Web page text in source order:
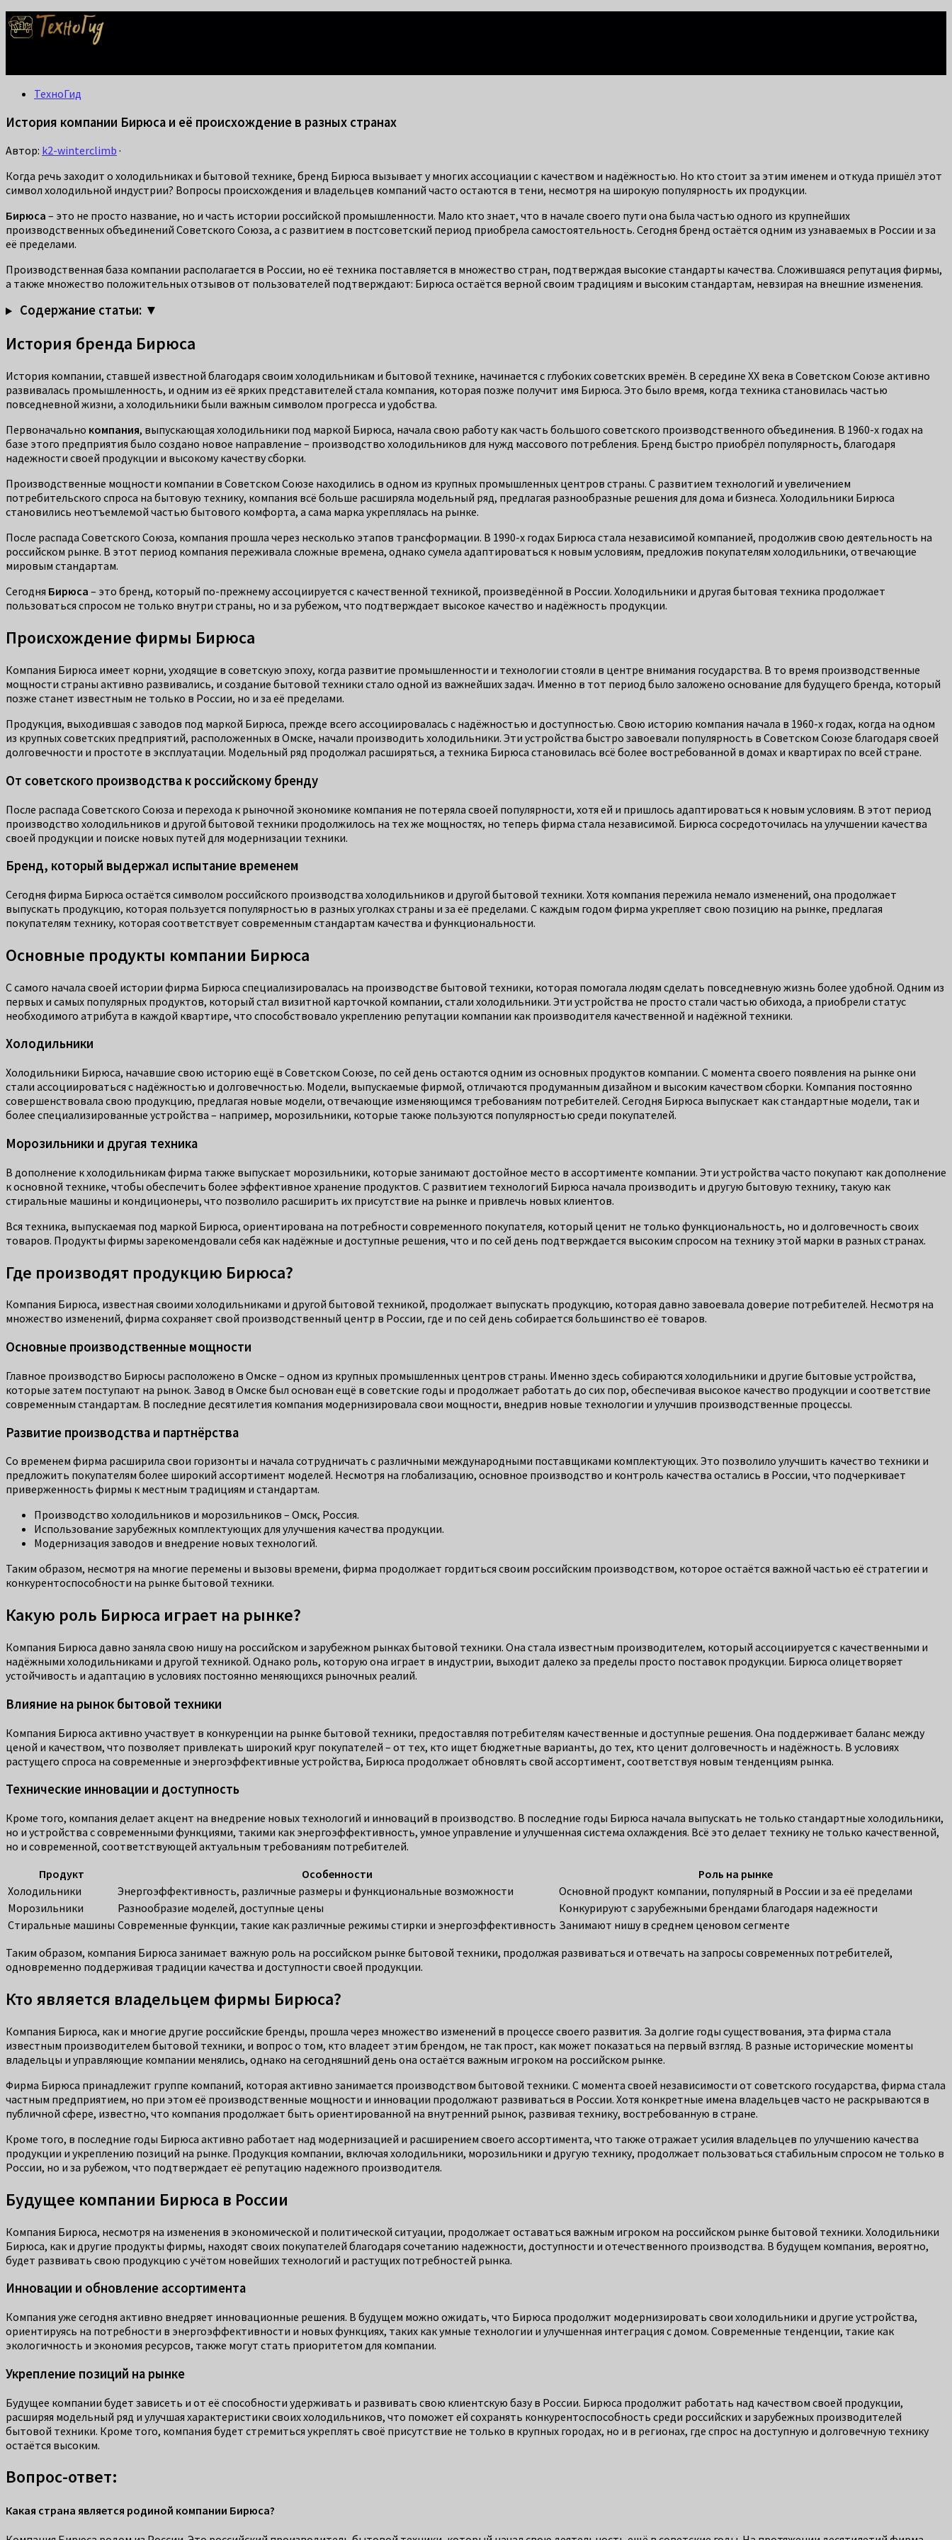
ТехноГид
История компании Бирюса и её происхождение в разных странах
Автор: k2-winterclimb ·
Когда речь заходит о холодильниках и бытовой технике, бренд Бирюса вызывает у многих ассоциации с качеством и надёжностью. Но кто стоит за этим именем и откуда пришёл этот
символ холодильной индустрии? Вопросы происхождения и владельцев компаний часто остаются в тени, несмотря на широкую популярность их продукции.
Бирюса – это не просто название, но и часть истории российской промышленности. Мало кто знает, что в начале своего пути она была частью одного из крупнейших
производственных объединений Советского Союза, а с развитием в постсоветский период приобрела самостоятельность. Сегодня бренд остаётся одним из узнаваемых в России и за
её пределами.
Производственная база компании располагается в России, но её техника поставляется в множество стран, подтверждая высокие стандарты качества. Сложившаяся репутация фирмы,
а также множество положительных отзывов от пользователей подтверждают: Бирюса остаётся верной своим традициям и высоким стандартам, невзирая на внешние изменения.
Содержание статьи: ▼
История бренда Бирюса
История компании, ставшей известной благодаря своим холодильникам и бытовой технике, начинается с глубоких советских времён. В середине XX века в Советском Союзе активно
развивалась промышленность, и одним из её ярких представителей стала компания, которая позже получит имя Бирюса. Это было время, когда техника становилась частью
повседневной жизни, а холодильники были важным символом прогресса и удобства.
Первоначально компания, выпускающая холодильники под маркой Бирюса, начала свою работу как часть большого советского производственного объединения. В 1960-х годах на
базе этого предприятия было создано новое направление – производство холодильников для нужд массового потребления. Бренд быстро приобрёл популярность, благодаря
надежности своей продукции и высокому качеству сборки.
Производственные мощности компании в Советском Союзе находились в одном из крупных промышленных центров страны. С развитием технологий и увеличением
потребительского спроса на бытовую технику, компания всё больше расширяла модельный ряд, предлагая разнообразные решения для дома и бизнеса. Холодильники Бирюса
становились неотъемлемой частью бытового комфорта, а сама марка укреплялась на рынке.
После распада Советского Союза, компания прошла через несколько этапов трансформации. В 1990-х годах Бирюса стала независимой компанией, продолжив свою деятельность на
российском рынке. В этот период компания переживала сложные времена, однако сумела адаптироваться к новым условиям, предложив покупателям холодильники, отвечающие
мировым стандартам.
Сегодня Бирюса – это бренд, который по-прежнему ассоциируется с качественной техникой, произведённой в России. Холодильники и другая бытовая техника продолжает
пользоваться спросом не только внутри страны, но и за рубежом, что подтверждает высокое качество и надёжность продукции.
Происхождение фирмы Бирюса
Компания Бирюса имеет корни, уходящие в советскую эпоху, когда развитие промышленности и технологии стояли в центре внимания государства. В то время производственные
мощности страны активно развивались, и создание бытовой техники стало одной из важнейших задач. Именно в тот период было заложено основание для будущего бренда, который
позже станет известным не только в России, но и за её пределами.
Продукция, выходившая с заводов под маркой Бирюса, прежде всего ассоциировалась с надёжностью и доступностью. Свою историю компания начала в 1960-х годах, когда на одном
из крупных советских предприятий, расположенных в Омске, начали производить холодильники. Эти устройства быстро завоевали популярность в Советском Союзе благодаря своей
долговечности и простоте в эксплуатации. Модельный ряд продолжал расширяться, а техника Бирюса становилась всё более востребованной в домах и квартирах по всей стране.
От советского производства к российскому бренду
После распада Советского Союза и перехода к рыночной экономике компания не потеряла своей популярности, хотя ей и пришлось адаптироваться к новым условиям. В этот период
производство холодильников и другой бытовой техники продолжилось на тех же мощностях, но теперь фирма стала независимой. Бирюса сосредоточилась на улучшении качества
своей продукции и поиске новых путей для модернизации техники.
Бренд, который выдержал испытание временем
Сегодня фирма Бирюса остаётся символом российского производства холодильников и другой бытовой техники. Хотя компания пережила немало изменений, она продолжает
выпускать продукцию, которая пользуется популярностью в разных уголках страны и за её пределами. С каждым годом фирма укрепляет свою позицию на рынке, предлагая
покупателям технику, которая соответствует современным стандартам качества и функциональности.
Основные продукты компании Бирюса
С самого начала своей истории фирма Бирюса специализировалась на производстве бытовой техники, которая помогала людям сделать повседневную жизнь более удобной. Одним из
первых и самых популярных продуктов, который стал визитной карточкой компании, стали холодильники. Эти устройства не просто стали частью обихода, а приобрели статус
необходимого атрибута в каждой квартире, что способствовало укреплению репутации компании как производителя качественной и надёжной техники.
Холодильники
Холодильники Бирюса, начавшие свою историю ещё в Советском Союзе, по сей день остаются одним из основных продуктов компании. С момента своего появления на рынке они
стали ассоциироваться с надёжностью и долговечностью. Модели, выпускаемые фирмой, отличаются продуманным дизайном и высоким качеством сборки. Компания постоянно
совершенствовала свою продукцию, предлагая новые модели, отвечающие изменяющимся требованиям потребителей. Сегодня Бирюса выпускает как стандартные модели, так и
более специализированные устройства – например, морозильники, которые также пользуются популярностью среди покупателей.
Морозильники и другая техника
В дополнение к холодильникам фирма также выпускает морозильники, которые занимают достойное место в ассортименте компании. Эти устройства часто покупают как дополнение
к основной технике, чтобы обеспечить более эффективное хранение продуктов. С развитием технологий Бирюса начала производить и другую бытовую технику, такую как
стиральные машины и кондиционеры, что позволило расширить их присутствие на рынке и привлечь новых клиентов.
Вся техника, выпускаемая под маркой Бирюса, ориентирована на потребности современного покупателя, который ценит не только функциональность, но и долговечность своих
товаров. Продукты фирмы зарекомендовали себя как надёжные и доступные решения, что и по сей день подтверждается высоким спросом на технику этой марки в разных странах.
Где производят продукцию Бирюса?
Компания Бирюса, известная своими холодильниками и другой бытовой техникой, продолжает выпускать продукцию, которая давно завоевала доверие потребителей. Несмотря на
множество изменений, фирма сохраняет свой производственный центр в России, где и по сей день собирается большинство её товаров.
Основные производственные мощности
Главное производство Бирюсы расположено в Омске – одном из крупных промышленных центров страны. Именно здесь собираются холодильники и другие бытовые устройства,
которые затем поступают на рынок. Завод в Омске был основан ещё в советские годы и продолжает работать до сих пор, обеспечивая высокое качество продукции и соответствие
современным стандартам. В последние десятилетия компания модернизировала свои мощности, внедрив новые технологии и улучшив производственные процессы.
Развитие производства и партнёрства
Со временем фирма расширила свои горизонты и начала сотрудничать с различными международными поставщиками комплектующих. Это позволило улучшить качество техники и
предложить покупателям более широкий ассортимент моделей. Несмотря на глобализацию, основное производство и контроль качества остались в России, что подчеркивает
приверженность фирмы к местным традициям и стандартам.
Производство холодильников и морозильников – Омск, Россия.
Использование зарубежных комплектующих для улучшения качества продукции.
Модернизация заводов и внедрение новых технологий.
Таким образом, несмотря на многие перемены и вызовы времени, фирма продолжает гордиться своим российским производством, которое остаётся важной частью её стратегии и
конкурентоспособности на рынке бытовой техники.
Какую роль Бирюса играет на рынке?
Компания Бирюса давно заняла свою нишу на российском и зарубежном рынках бытовой техники. Она стала известным производителем, который ассоциируется с качественными и
надёжными холодильниками и другой техникой. Однако роль, которую она играет в индустрии, выходит далеко за пределы просто поставок продукции. Бирюса олицетворяет
устойчивость и адаптацию в условиях постоянно меняющихся рыночных реалий.
Влияние на рынок бытовой техники
Компания Бирюса активно участвует в конкуренции на рынке бытовой техники, предоставляя потребителям качественные и доступные решения. Она поддерживает баланс между
ценой и качеством, что позволяет привлекать широкий круг покупателей – от тех, кто ищет бюджетные варианты, до тех, кто ценит долговечность и надёжность. В условиях
растущего спроса на современные и энергоэффективные устройства, Бирюса продолжает обновлять свой ассортимент, соответствуя новым тенденциям рынка.
Технические инновации и доступность
Кроме того, компания делает акцент на внедрение новых технологий и инноваций в производство. В последние годы Бирюса начала выпускать не только стандартные холодильники,
но и устройства с современными функциями, такими как энергоэффективность, умное управление и улучшенная система охлаждения. Всё это делает технику не только качественной,
но и современной, соответствующей актуальным требованиям потребителей.
Продукт
Особенности
Роль на рынке
Холодильники
Энергоэффективность, различные размеры и функциональные возможности
Основной продукт компании, популярный в России и за её пределами
Морозильники
Разнообразие моделей, доступные цены
Конкурируют с зарубежными брендами благодаря надежности
Стиральные машины Современные функции, такие как различные режимы стирки и энергоэффективность Занимают нишу в среднем ценовом сегменте
Таким образом, компания Бирюса занимает важную роль на российском рынке бытовой техники, продолжая развиваться и отвечать на запросы современных потребителей,
одновременно поддерживая традиции качества и доступности своей продукции.
Кто является владельцем фирмы Бирюса?
Компания Бирюса, как и многие другие российские бренды, прошла через множество изменений в процессе своего развития. За долгие годы существования, эта фирма стала
известным производителем бытовой техники, и вопрос о том, кто владеет этим брендом, не так прост, как может показаться на первый взгляд. В разные исторические моменты
владельцы и управляющие компании менялись, однако на сегодняшний день она остаётся важным игроком на российском рынке.
Фирма Бирюса принадлежит группе компаний, которая активно занимается производством бытовой техники. С момента своей независимости от советского государства, фирма стала
частным предприятием, но при этом её производственные мощности и инновации продолжают развиваться в России. Хотя конкретные имена владельцев часто не раскрываются в
публичной сфере, известно, что компания продолжает быть ориентированной на внутренний рынок, развивая технику, востребованную в стране.
Кроме того, в последние годы Бирюса активно работает над модернизацией и расширением своего ассортимента, что также отражает усилия владельцев по улучшению качества
продукции и укреплению позиций на рынке. Продукция компании, включая холодильники, морозильники и другую технику, продолжает пользоваться стабильным спросом не только в
России, но и за рубежом, что подтверждает её репутацию надежного производителя.
Будущее компании Бирюса в России
Компания Бирюса, несмотря на изменения в экономической и политической ситуации, продолжает оставаться важным игроком на российском рынке бытовой техники. Холодильники
Бирюса, как и другие продукты фирмы, находят своих покупателей благодаря сочетанию надежности, доступности и отечественного производства. В будущем компания, вероятно,
будет развивать свою продукцию с учётом новейших технологий и растущих потребностей рынка.
Инновации и обновление ассортимента
Компания уже сегодня активно внедряет инновационные решения. В будущем можно ожидать, что Бирюса продолжит модернизировать свои холодильники и другие устройства,
ориентируясь на потребности в энергоэффективности и новых функциях, таких как умные технологии и улучшенная интеграция с домом. Современные тенденции, такие как
экологичность и экономия ресурсов, также могут стать приоритетом для компании.
Укрепление позиций на рынке
Будущее компании будет зависеть и от её способности удерживать и развивать свою клиентскую базу в России. Бирюса продолжит работать над качеством своей продукции,
расширяя модельный ряд и улучшая характеристики своих холодильников, что поможет ей сохранять конкурентоспособность среди российских и зарубежных производителей
бытовой техники. Кроме того, компания будет стремиться укреплять своё присутствие не только в крупных городах, но и в регионах, где спрос на доступную и долговечную технику
остаётся высоким.
Вопрос-ответ:
Какая страна является родиной компании Бирюса?